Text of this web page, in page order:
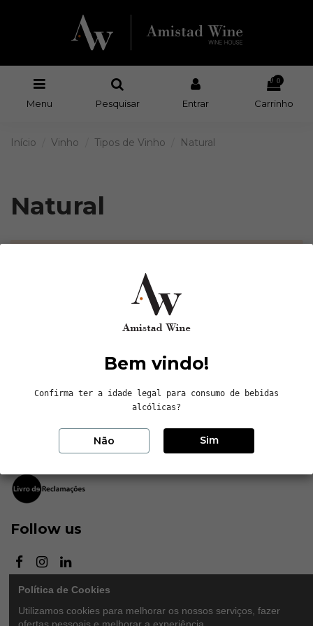
Menu Pesquisar Entrar
0
Carrinho
Início Vinho Tipos de Vinho Natural
Natural
Sem Estrela, LDA
Avenida da Independência, nº8, Arcos
Bem vindo!
Confirma ter a idade legal para consumo de bebidas
alcólicas?
Não Sim
Follow us
Newsletter
Política de Cookies
Utilizamos cookies para melhorar os nossos serviços, fazer
ofertas pessoais e melhorar a experiência.